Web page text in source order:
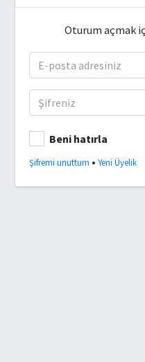
Oturum açmak
Beni hatırla
Şifremi unuttum •Yeni Üyelik